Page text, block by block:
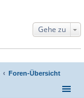
Gehe zu
Foren-Übersicht